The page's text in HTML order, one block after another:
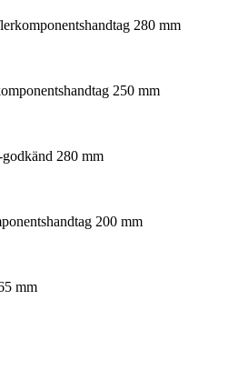
280 mm
250 mm
280 mm
200 mm
mm